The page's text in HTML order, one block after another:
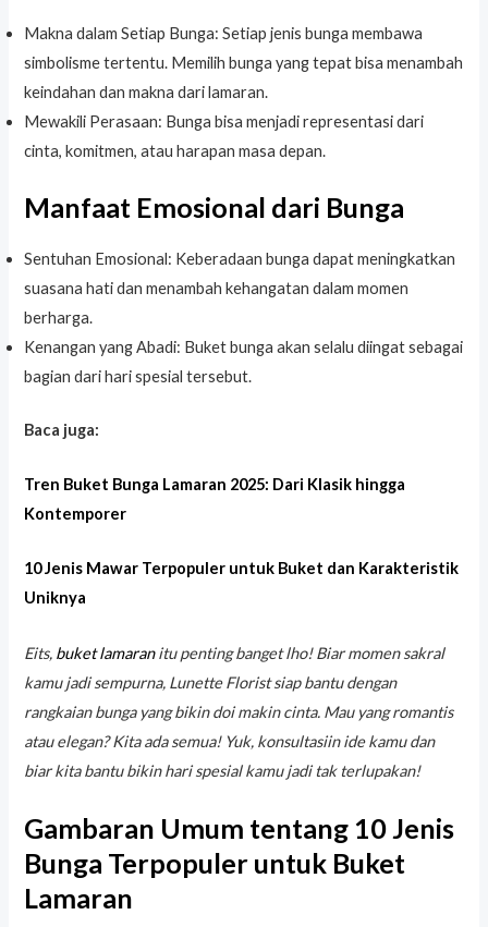
Makna dalam Setiap Bunga: Setiap jenis bunga membawa
simbolisme tertentu. Memilih bunga yang tepat bisa menambah
keindahan dan makna dari lamaran.
Mewakili Perasaan: Bunga bisa menjadi representasi dari
cinta, komitmen, atau harapan masa depan.
Manfaat Emosional dari Bunga
Sentuhan Emosional: Keberadaan bunga dapat meningkatkan
suasana hati dan menambah kehangatan dalam momen
berharga.
Kenangan yang Abadi: Buket bunga akan selalu diingat sebagai
bagian dari hari spesial tersebut.
Baca juga:
Tren Buket Bunga Lamaran 2025: Dari Klasik hingga
Kontemporer
10 Jenis Mawar Terpopuler untuk Buket dan Karakteristik
Uniknya
Eits, buket lamaranitu penting banget lho! Biar momen sakral
kamu jadi sempurna, Lunette Florist siap bantu dengan
rangkaian bunga yang bikin doi makin cinta. Mau yang romantis
atau elegan? Kita ada semua! Yuk, konsultasiin ide kamu dan
biar kita bantu bikin hari spesial kamu jadi tak terlupakan!
Gambaran Umum tentang 10 Jenis
Bunga Terpopuler untuk Buket
Lamaran